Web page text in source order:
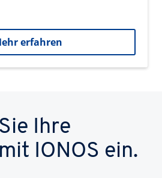
erfahren
Ihre
IONOS ein.